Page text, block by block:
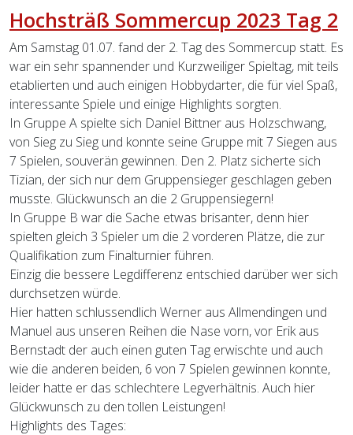
Hochsträß Sommercup 2023 Tag 2
Am Samstag 01.07. fand der 2. Tag des Sommercup statt. Es
war ein sehr spannender und Kurzweiliger Spieltag, mit teils
etablierten und auch einigen Hobbydarter, die für viel Spaß,
interessante Spiele und einige Highlights sorgten.
In Gruppe A spielte sich Daniel Bittner aus Holzschwang,
von Sieg zu Sieg und konnte seine Gruppe mit 7 Siegen aus
7 Spielen, souverän gewinnen. Den 2. Platz sicherte sich
Tizian, der sich nur dem Gruppensieger geschlagen geben
musste. Glückwunsch an die 2 Gruppensiegern!
In Gruppe B war die Sache etwas brisanter, denn hier
spielten gleich 3 Spieler um die 2 vorderen Plätze, die zur
Qualifikation zum Finalturnier führen.
Einzig die bessere Legdifferenz entschied darüber wer sich
durchsetzen würde.
Hier hatten schlussendlich Werner aus Allmendingen und
Manuel aus unseren Reihen die Nase vorn, vor Erik aus
Bernstadt der auch einen guten Tag erwischte und auch
wie die anderen beiden, 6 von 7 Spielen gewinnen konnte,
leider hatte er das schlechtere Legverhältnis. Auch hier
Glückwunsch zu den tollen Leistungen!
Highlights des Tages: